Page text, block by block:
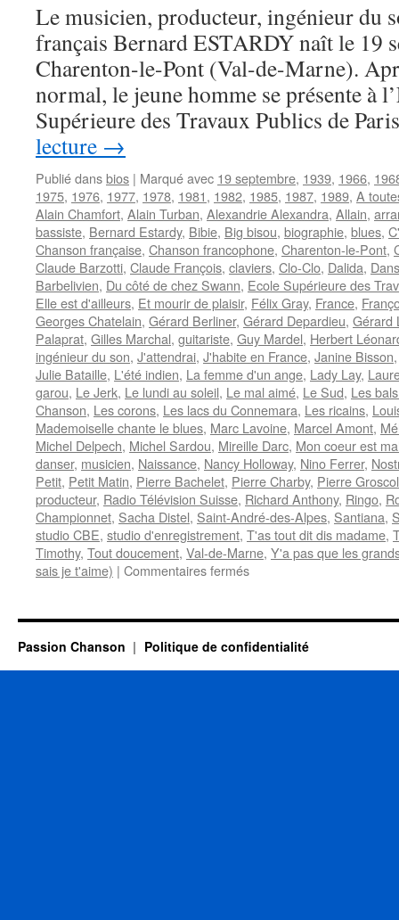
Le musicien, producteur, ingénieur du
français Bernard ESTARDY naît le 19
Charenton-le-Pont (Val-de-Marne).
normal, le jeune homme se présente à
Supérieure des Travaux Publics de
lecture →
Publié dansbios | Marqué avec 19 septembre, 1939, 1966,
1975, 1976, 1977, 1978, 1981, 1982, 1985, 1987, 1989, A
Alain Chamfort, Alain Turban, Alexandrie Alexandra, Allain,
bassiste, Bernard Estardy, Bibie, Big bisou, biographie, blues,
Chanson française, Chanson francophone, Charenton-le-Pont,
Claude Barzotti, Claude François, claviers, Clo-Clo, Dalida,
Barbelivien, Du côté de chez Swann, Ecole Supérieure des
Elle est d'ailleurs, Et mourir de plaisir, Félix Gray, France,
Georges Chatelain, Gérard Berliner, Gérard Depardieu, Gérard
Palaprat, Gilles Marchal, guitariste, Guy Mardel, Herbert
ingénieur du son, J'attendrai, J'habite en France, Janine Bisson
Julie Bataille, L'été indien, La femme d'un ange, Lady Lay,
garou, Le Jerk, Le lundi au soleil, Le mal aimé, Le Sud, Les
Chanson, Les corons, Les lacs du Connemara, Les ricains,
Mademoiselle chante le blues, Marc Lavoine, Marcel Amont,
Michel Delpech, Michel Sardou, Mireille Darc, Mon coeur est
danser, musicien, Naissance, Nancy Holloway, Nino Ferrer,
Petit, Petit Matin, Pierre Bachelet, Pierre Charby, Pierre
producteur, Radio Télévision Suisse, Richard Anthony, Ringo,
Championnet, Sacha Distel, Saint-André-des-Alpes, Santiana,
studio CBE, studio d'enregistrement, T'as tout dit dis madame,
Timothy, Tout doucement, Val-de-Marne, Y'a pas que les
sais je t'aime) | Commentaires ferméssur
Passion Chanson Politique de confidentialité